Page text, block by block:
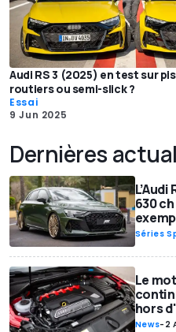
Audi RS 3 (2025) en test sur
routiers ou semi-slick ?
Essai
9 Jun 2025
Dernières
630
Séries
Le
hors
News- 2